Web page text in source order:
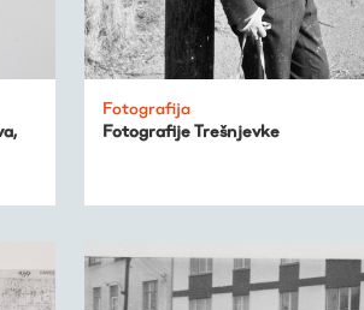
Fotografija
Fotografije Trešnjevke